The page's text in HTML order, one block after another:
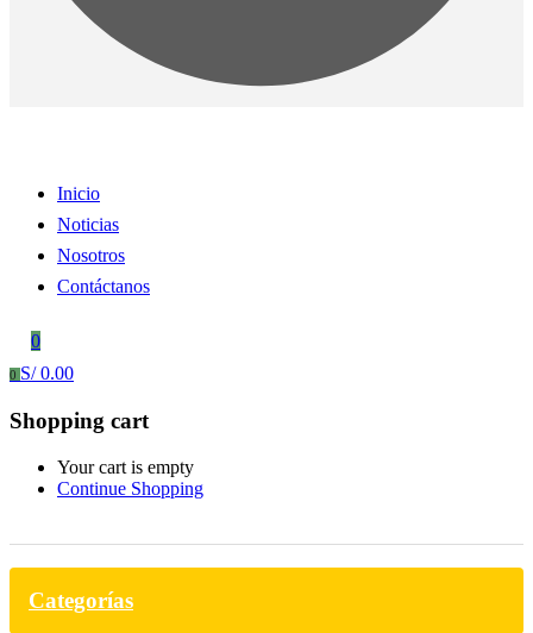
Inicio
Noticias
Nosotros
Contáctanos
0
0 S/0.00
Shopping cart
Your cart is empty
Continue Shopping
Categorías